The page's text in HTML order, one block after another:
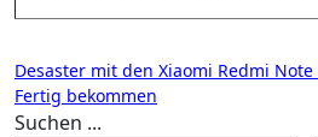
Beitragsnavigation
Desaster mit den Xiaomi Redmi Note
Fertig bekommen
Suchen ...